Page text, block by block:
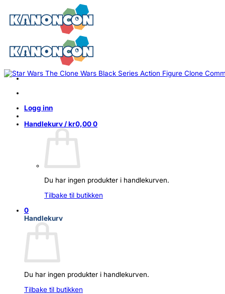
content
Logg inn
Handlekurv /kr0,000
Du har ingen produkter i handlekurven.
Tilbake til butikken
0
Handlekurv
Du har ingen produkter i handlekurven.
Tilbake til butikken